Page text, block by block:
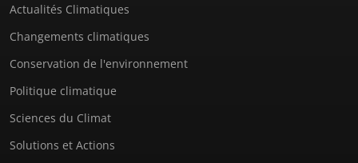
Actualités Climatiques
Changements climatiques
Conservation de l'environnement
Politique climatique
Sciences du Climat
Solutions et Actions